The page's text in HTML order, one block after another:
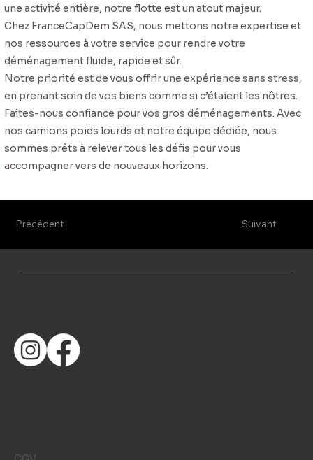
une activité entière, notre flotte est un atout majeur.
Chez FranceCapDem SAS, nous mettons notre expertise et
nos ressources à votre service pour rendre votre
déménagement fluide, rapide et sûr.
Notre priorité est de vous offrir une expérience sans stress,
en prenant soin de vos biens comme si c’étaient les nôtres.
Faites-nous confiance pour vos gros déménagements. Avec
nos camions poids lourds et notre équipe dédiée, nous
sommes prêts à relever tous les défis pour vous
accompagner vers de nouveaux horizons.
Précédent Suivant